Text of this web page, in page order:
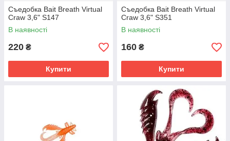
Съедобка Bait Breath Virtual
Craw 3,6" S147
В наявності
220 ₴
Купити
Съедобка Bait Breath Virtual
Craw 3,6" S351
В наявності
160 ₴
Купити